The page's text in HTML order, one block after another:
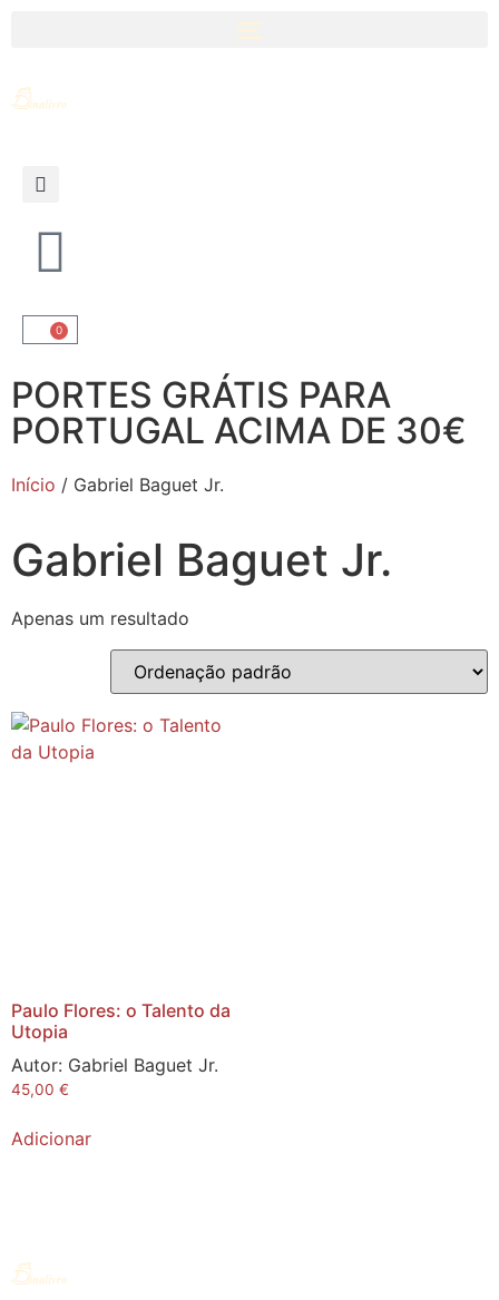
0
PORTES GRÁTIS PARA
PORTUGAL ACIMA DE 30€
Início / Gabriel Baguet Jr.
Gabriel Baguet Jr.
Apenas um resultado
Paulo Flores: o Talento da
Utopia
Autor: Gabriel Baguet Jr.
45,00 €
Adicionar